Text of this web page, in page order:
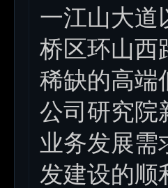
一江山大道
桥区环山西
稀缺的高端
公司研究院
业务发展需
发建设的顺